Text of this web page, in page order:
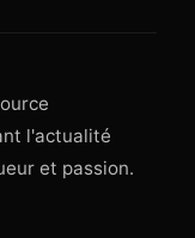
l'actualité
et passion.